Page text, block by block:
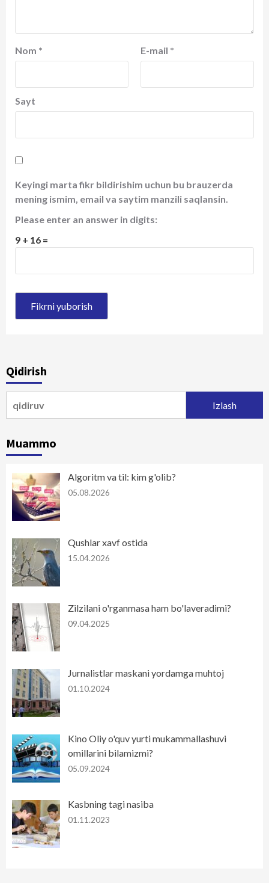
Nom * E-mail *
Sayt
Keyingi marta fikr bildirishim uchun bu brauzerda
mening ismim, email va saytim manzili saqlansin.
Please enter an answer in digits:
9 + 16 =
Qidirish
Muammo
Algoritm va til: kim g'olib?
05.08.2026
Qushlar xavf ostida
15.04.2026
Zilzilani o'rganmasa ham bo'laveradimi?
09.04.2025
Jurnalistlar maskani yordamga muhtoj
01.10.2024
Kino Oliy o'quv yurti mukammallashuvi
omillarini bilamizmi?
05.09.2024
Kasbning tagi nasiba
01.11.2023